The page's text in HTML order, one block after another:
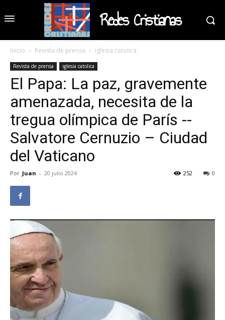
Redes Cristianas
Inicio Revista de prensa iglesia catolica
Revista de prensa iglesia catolica
El Papa: La paz, gravemente
amenazada, necesita de la
tregua olímpica de París --
Salvatore Cernuzio – Ciudad
del Vaticano
Por Juan - 20 julio 2024 0
252